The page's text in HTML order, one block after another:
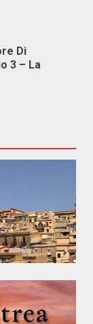
Di
3 – La